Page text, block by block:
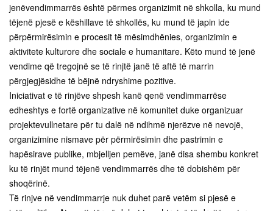
jenëvendimmarrës është përmes organizimit në shkolla, ku mund
tëjenë pjesë e këshillave të shkollës, ku mund të japin ide
përpërmirësimin e procesit të mësimdhënies, organizimin e
aktivitete kulturore dhe sociale e humanitare. Këto mund të jenë
vendime që tregojnë se të rinjtë janë të aftë të marrin
përgjegjësidhe të bëjnë ndryshime pozitive.
Iniciativat e të rinjëve shpesh kanë qenë vendimmarrëse
edheshtys e fortë organizative në komunitet duke organizuar
projektevullnetare për tu dalë në ndihmë njerëzve në nevojë,
organizimine nismave për përmirësimin dhe pastrimin e
hapësirave publike, mbjelljen pemëve, janë disa shembu konkret
ku të rinjët mund tëjenë vendimmarrës dhe të dobishëm për
shoqërinë.
Të rinjve në vendimmarrje nuk duhet parë vetëm si pjesë e